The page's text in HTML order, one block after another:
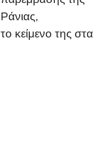
Ράνιας,
το κείμενο της στα